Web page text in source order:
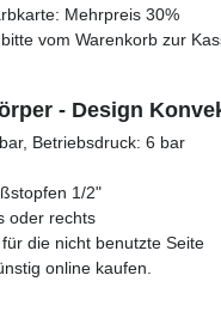
Mehrpreis 30%
vom Warenkorb zur
- Design
Betriebsdruck: 6 bar
1/2"
oder rechts
die nicht benutzte Seite
online kaufen.